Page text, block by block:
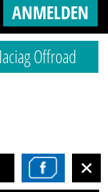
ANMELDEN
Offroad